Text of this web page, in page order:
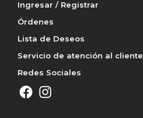
Ingresar / Registrar
Órdenes
Lista de Deseos
Servicio de atención al cliente
Redes Sociales